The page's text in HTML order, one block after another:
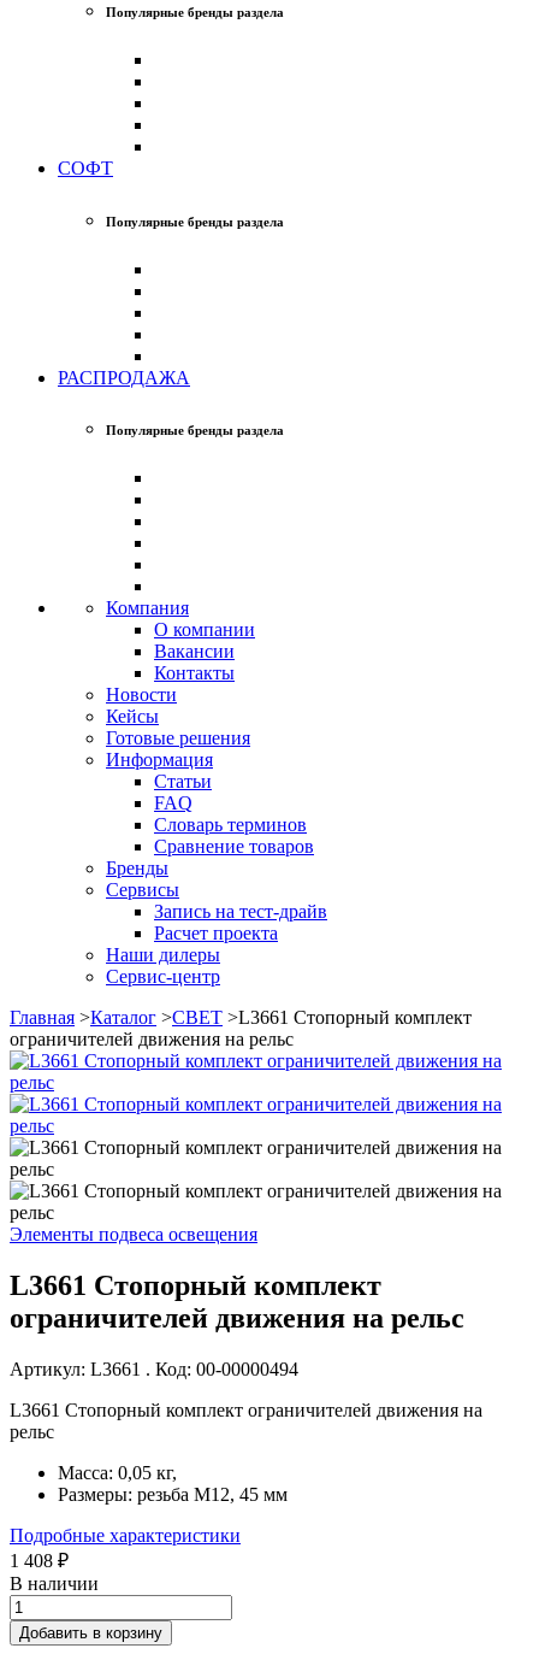
Популярные бренды раздела
СОФТ
Популярные бренды раздела
РАСПРОДАЖА
Популярные бренды раздела
Компания
О компании
Вакансии
Контакты
Новости
Кейсы
Готовые решения
Информация
Статьи
FAQ
Словарь терминов
Сравнение товаров
Бренды
Сервисы
Запись на тест-драйв
Расчет проекта
Наши дилеры
Сервис-центр
Главная >Каталог >СВЕТ >L3661 Стопорный комплект
ограничителей движения на рельс
Элементы подвеса освещения
L3661 Стопорный комплект
ограничителей движения на рельс
Артикул: L3661 . Код: 00-00000494
L3661 Стопорный комплект ограничителей движения на
рельс
Масса: 0,05 кг,
Размеры: резьба M12, 45 мм
Подробные характеристики
1 408 ₽
В наличии
Добавить в корзину